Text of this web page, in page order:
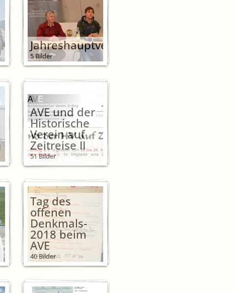
Jahreshauptversammlung
5 Bilder
AVE und der
Historische
Verein auf
Zeitreise II
51 Bilder
Tag des
offenen
Denkmals-
2018 beim
AVE
40 Bilder